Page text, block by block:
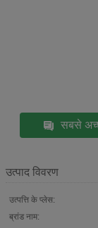
सबसे
उत्पाद विवरण
उत्पत्ति के प्लेस:
ब्रांड नाम: